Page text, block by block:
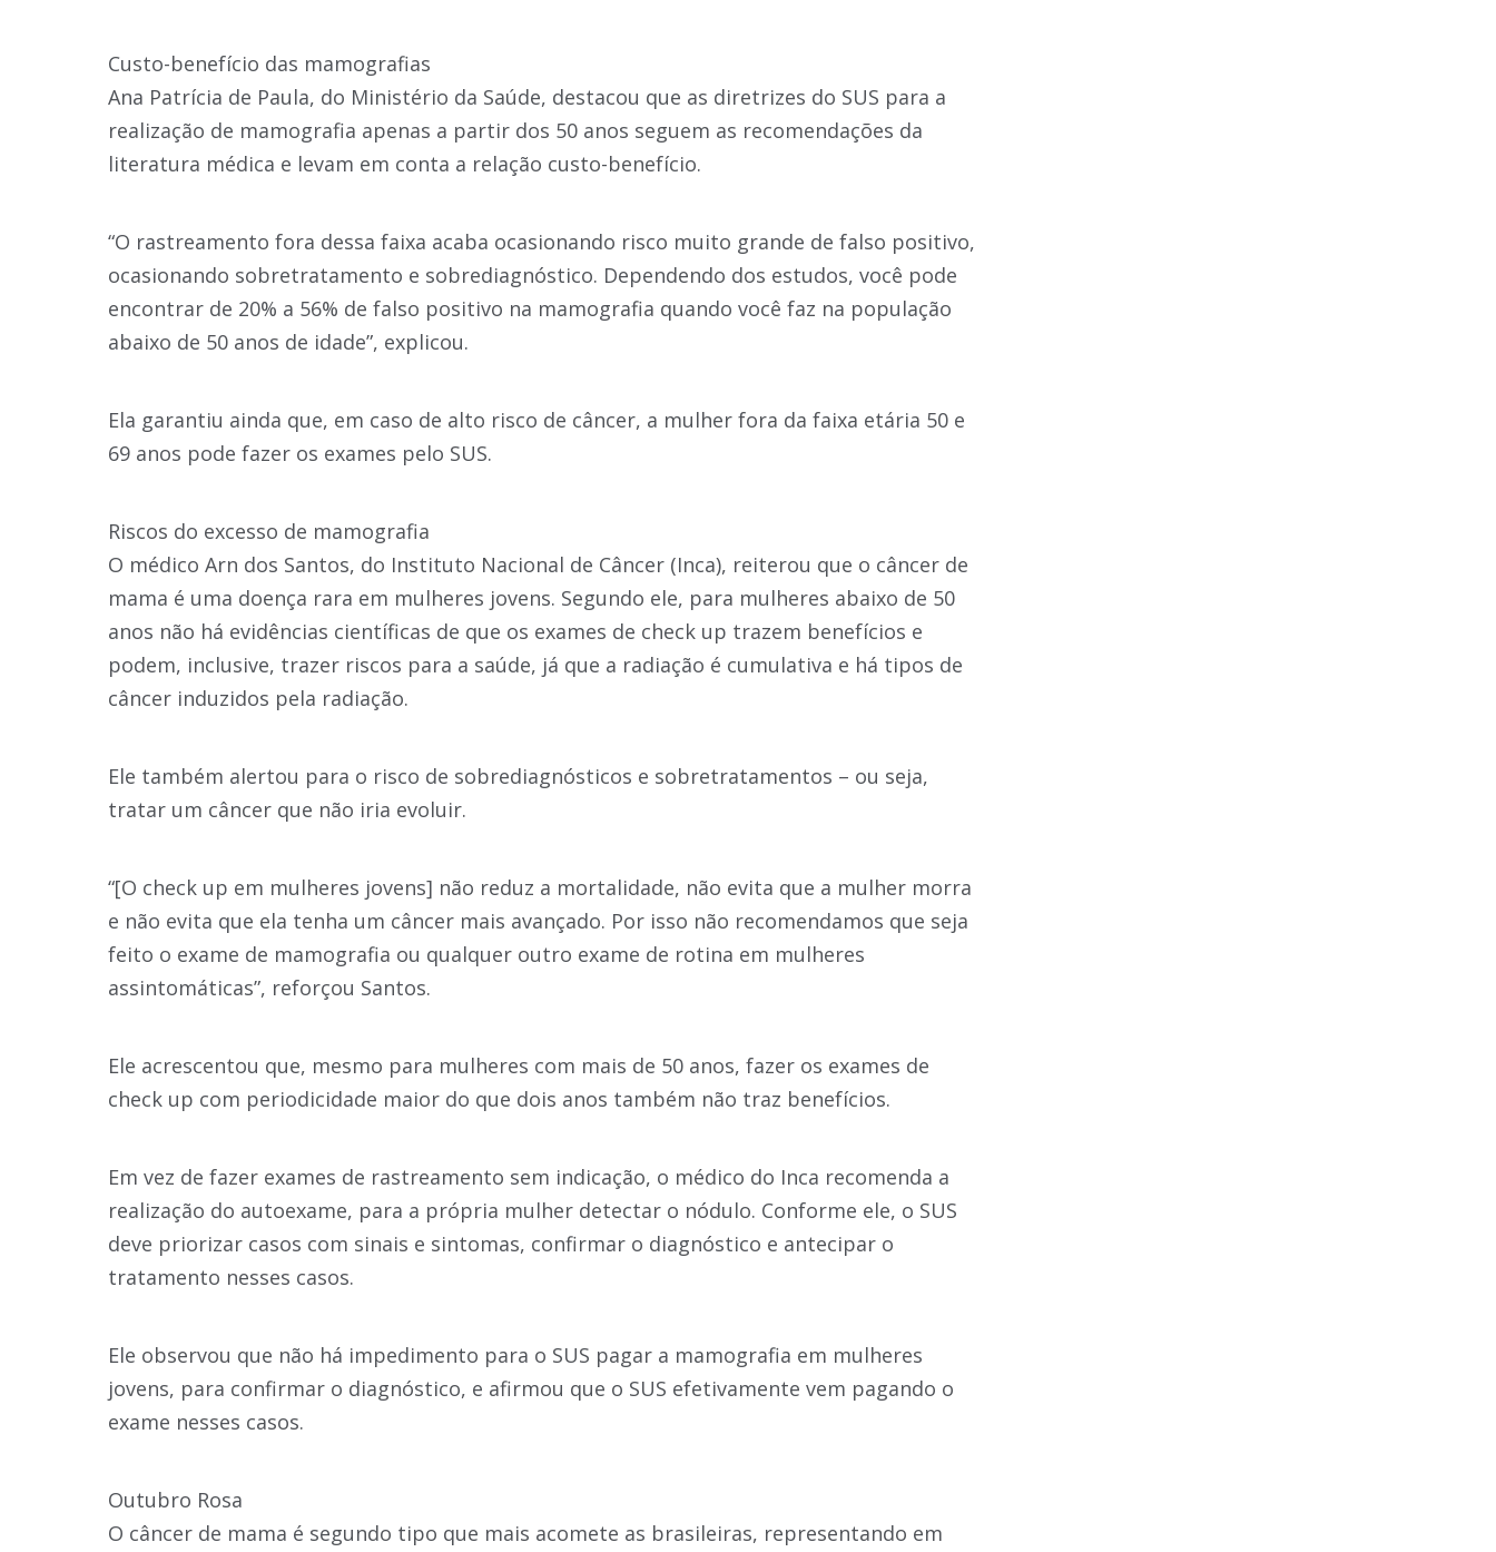
Custo-benefício das mamografias
Ana Patrícia de Paula, do Ministério da Saúde, destacou que as diretrizes do SUS para a
realização de mamografia apenas a partir dos 50 anos seguem as recomendações da
literatura médica e levam em conta a relação custo-benefício.
“O rastreamento fora dessa faixa acaba ocasionando risco muito grande de falso positivo,
ocasionando sobretratamento e sobrediagnóstico. Dependendo dos estudos, você pode
encontrar de 20% a 56% de falso positivo na mamografia quando você faz na população
abaixo de 50 anos de idade”, explicou.
Ela garantiu ainda que, em caso de alto risco de câncer, a mulher fora da faixa etária 50 e
69 anos pode fazer os exames pelo SUS.
Riscos do excesso de mamografia
O médico Arn dos Santos, do Instituto Nacional de Câncer (Inca), reiterou que o câncer de
mama é uma doença rara em mulheres jovens. Segundo ele, para mulheres abaixo de 50
anos não há evidências científicas de que os exames de check up trazem benefícios e
podem, inclusive, trazer riscos para a saúde, já que a radiação é cumulativa e há tipos de
câncer induzidos pela radiação.
Ele também alertou para o risco de sobrediagnósticos e sobretratamentos – ou seja,
tratar um câncer que não iria evoluir.
“[O check up em mulheres jovens] não reduz a mortalidade, não evita que a mulher morra
e não evita que ela tenha um câncer mais avançado. Por isso não recomendamos que seja
feito o exame de mamografia ou qualquer outro exame de rotina em mulheres
assintomáticas”, reforçou Santos.
Ele acrescentou que, mesmo para mulheres com mais de 50 anos, fazer os exames de
check up com periodicidade maior do que dois anos também não traz benefícios.
Em vez de fazer exames de rastreamento sem indicação, o médico do Inca recomenda a
realização do autoexame, para a própria mulher detectar o nódulo. Conforme ele, o SUS
deve priorizar casos com sinais e sintomas, confirmar o diagnóstico e antecipar o
tratamento nesses casos.
Ele observou que não há impedimento para o SUS pagar a mamografia em mulheres
jovens, para confirmar o diagnóstico, e afirmou que o SUS efetivamente vem pagando o
exame nesses casos.
Outubro Rosa
O câncer de mama é segundo tipo que mais acomete as brasileiras, representando em